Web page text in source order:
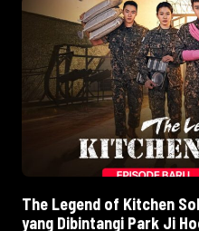
The Legend of Kitchen
yang Dibintangi Park Ji